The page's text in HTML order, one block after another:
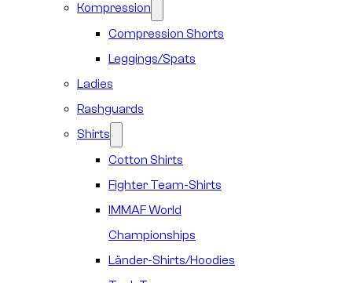
Kompression
Compression Shorts
Leggings/Spats
Ladies
Rashguards
Shirts
Cotton Shirts
Fighter Team-Shirts
IMMAF World
Championships
Länder-Shirts/Hoodies